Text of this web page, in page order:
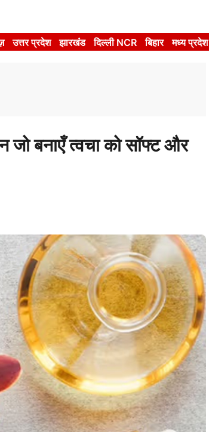
उत्तर प्रदेश झारखंड दिल्ली NCR बिहार मध्य प्रदेश
बनाएँ त्वचा को सॉफ्ट और